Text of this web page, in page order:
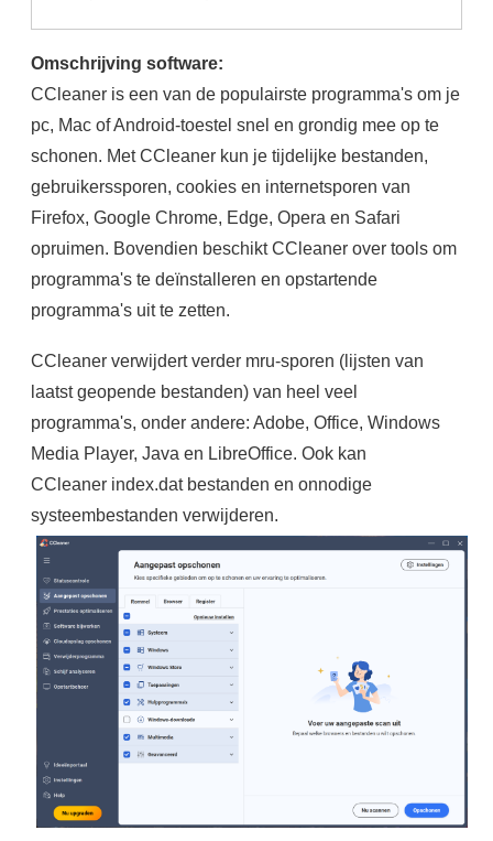
Omschrijving software:
CCleaner is een van de populairste programma's om je
pc, Mac of Android-toestel snel en grondig mee op te
schonen. Met CCleaner kun je tijdelijke bestanden,
gebruikerssporen, cookies en internetsporen van
Firefox, Google Chrome, Edge, Opera en Safari
opruimen. Bovendien beschikt CCleaner over tools om
programma's te deïnstalleren en opstartende
programma's uit te zetten.
CCleaner verwijdert verder mru-sporen (lijsten van
laatst geopende bestanden) van heel veel
programma's, onder andere: Adobe, Office, Windows
Media Player, Java en LibreOffice. Ook kan
CCleaner index.dat bestanden en onnodige
systeembestanden verwijderen.